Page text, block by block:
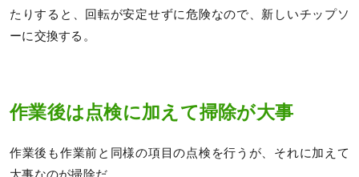
たりすると、回転が安定せずに危険なので、新しいチップソ
ーに交換する。
作業後は点検に加えて掃除が大事
作業後も作業前と同様の項目の点検を行うが、それに加えて
大事なのが掃除だ。